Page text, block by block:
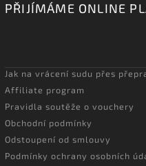
PŘIJÍMÁME ONLINE
Jak na vrácení sudu přes
Affiliate program
Pravidla soutěže o vouchery
Obchodní podmínky
Odstoupení od smlouvy
Podmínky ochrany osobních